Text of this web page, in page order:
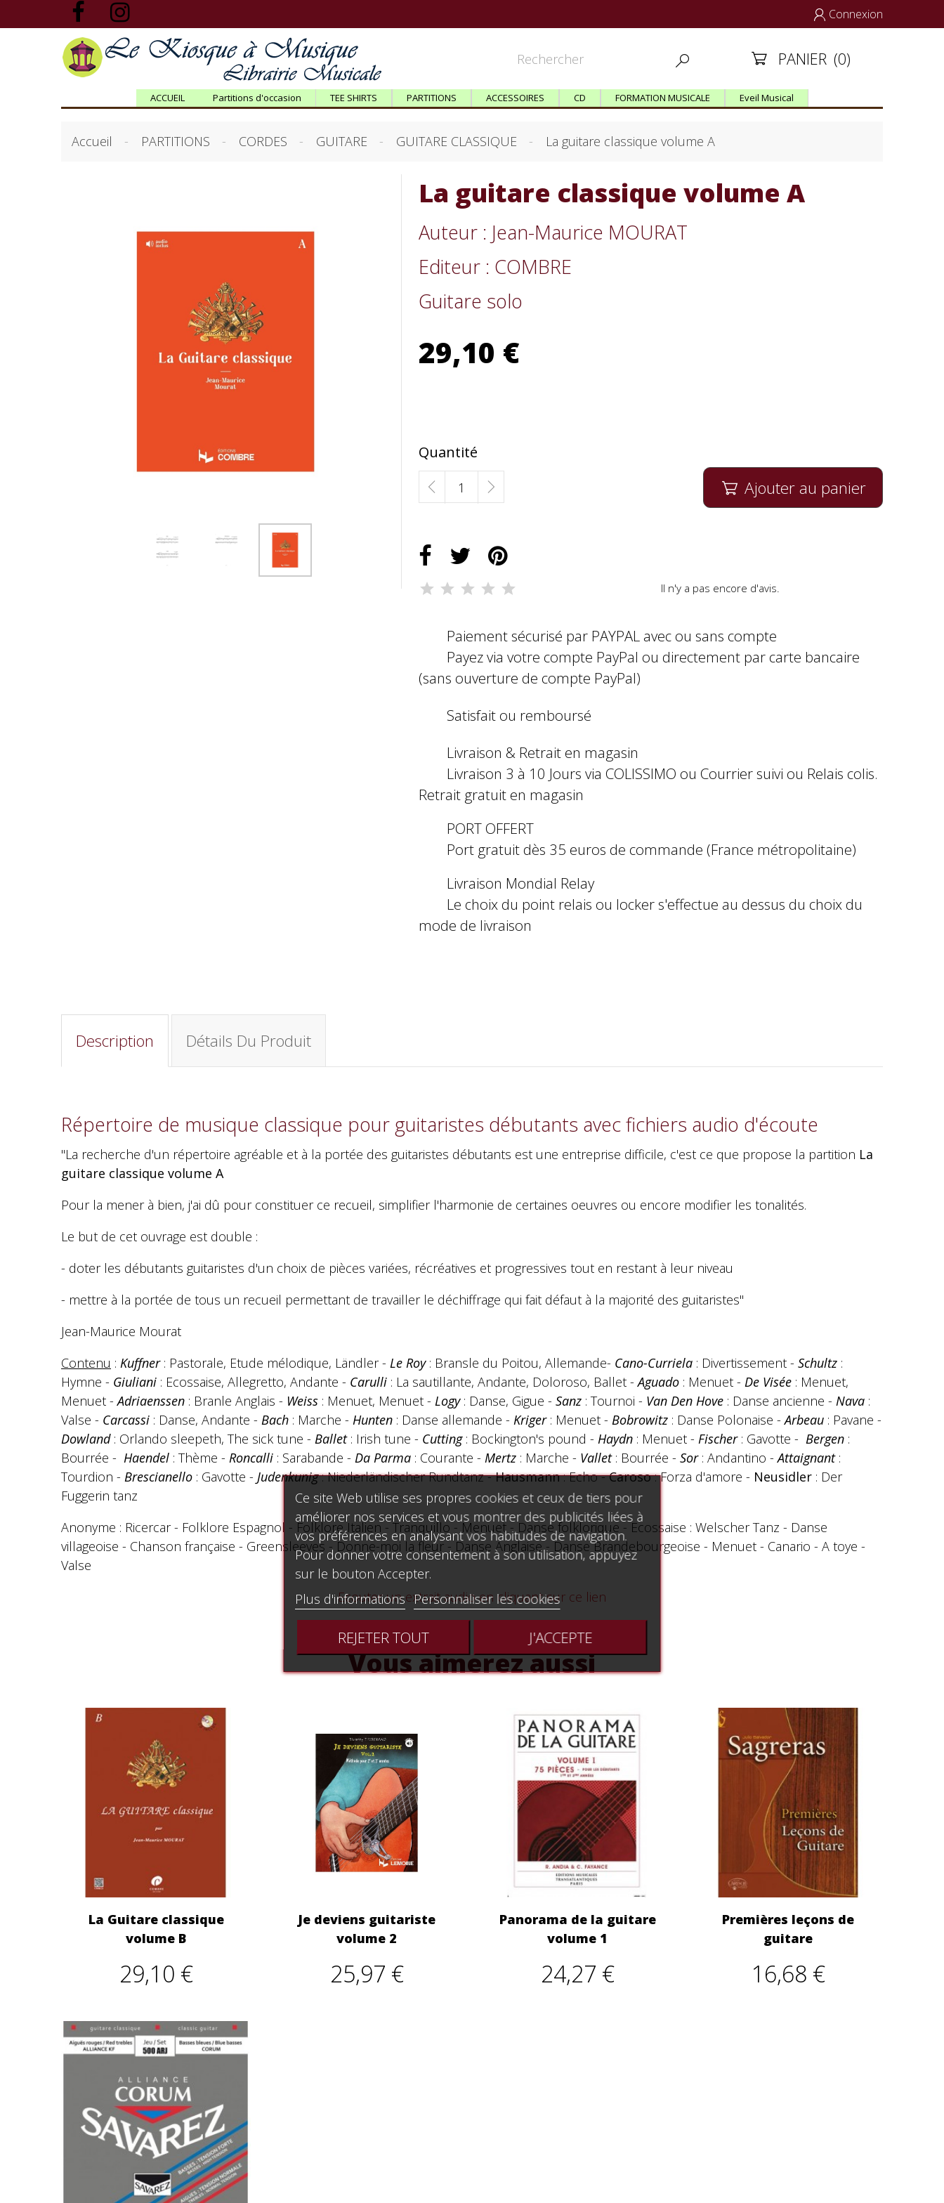
 Connexion
  PANIER (0)
ACCUEIL Partitions d'occasion TEE SHIRTS PARTITIONS ACCESSOIRES CD FORMATION MUSICALE Eveil Musical
Accueil PARTITIONS CORDES GUITARE GUITARE CLASSIQUE La guitare classique volume A
La guitare classique volume A
Auteur : Jean-Maurice MOURAT
Editeur : COMBRE
Guitare solo
29,10 €
Quantité
 Ajouter au panier
Il n'y a pas encore d'avis.
Paiement sécurisé par PAYPAL avec ou sans compte
Payez via votre compte PayPal ou directement par carte bancaire
(sans ouverture de compte PayPal)
Satisfait ou remboursé
Livraison & Retrait en magasin
Livraison 3 à 10 Jours via COLISSIMO ou Courrier suivi ou Relais colis.
Retrait gratuit en magasin
PORT OFFERT
Port gratuit dès 35 euros de commande (France métropolitaine)
Livraison Mondial Relay
Le choix du point relais ou locker s'effectue au dessus du choix du
mode de livraison
Description Détails Du Produit
Répertoire de musique classique pour guitaristes débutants avec fichiers audio d'écoute
"La recherche d'un répertoire agréable et à la portée des guitaristes débutants est une entreprise difficile, c'est ce que propose la partition La
guitare classique volume A
Pour la mener à bien, j'ai dû pour constituer ce recueil, simplifier l'harmonie de certaines oeuvres ou encore modifier les tonalités.
Le but de cet ouvrage est double :
- doter les débutants guitaristes d'un choix de pièces variées, récréatives et progressives tout en restant à leur niveau
- mettre à la portée de tous un recueil permettant de travailler le déchiffrage qui fait défaut à la majorité des guitaristes"
Jean-Maurice Mourat
Contenu : Kuffner: Pastorale, Etude mélodique, Ländler - Le Roy: Bransle du Poitou, Allemande- Cano-Curriela : Divertissement - Schultz :
Hymne - Giuliani : Ecossaise, Allegretto, Andante - Carulli : La sautillante, Andante, Doloroso, Ballet -Aguado : Menuet - De Visée : Menuet,
Menuet -Adriaenssen : Branle Anglais - Weiss : Menuet, Menuet - Logy : Danse, Gigue - Sanz : Tournoi - Van Den Hove : Danse ancienne - Nava :
Valse - Carcassi : Danse, Andante - Bach : Marche - Hunten : Danse allemande - Kriger : Menuet - Bobrowitz : Danse Polonaise -Arbeau : Pavane -
Dowland : Orlando sleepeth, The sick tune - Ballet : Irish tune - Cutting : Bockington's pound - Haydn : Menuet - Fischer : Gavotte - Bergen :
Bourrée - Haendel : Thème - Roncalli : Sarabande - Da Parma : Courante - Mertz : Marche - Vallet: Bourrée - Sor: Andantino -Attaignant :
Tourdion - Brescianello : Gavotte - Judenkunig : Niederländischer Rundtanz -Hausmann: Echo -Caroso: Forza d'amore - Neusidler : Der
Fuggerin tanz
Anonyme : Ricercar - Folklore Espagnol - Folklore Italien - Tranquillo - Menuet - Danse folklorique - Ecossaise : Welscher Tanz - Danse
villageoise - Chanson française - Greensleeves - Donne-moi la fleur - Danse Anglaise - Danse Brandebourgeoise - Menuet - Canario - A toye -
Valse
Ecouter un extrait audio en cliquant sur ce lien
Vous aimerez aussi
La Guitare classique
volume B
29,10 €
Je deviens guitariste
volume 2
25,97 €
Panorama de la guitare
volume 1
24,27 €
Premières leçons de
guitare
16,68 €
Ce site Web utilise ses propres cookies et ceux de tiers pour
améliorer nos services et vous montrer des publicités liées à
vos préférences en analysant vos habitudes de navigation.
Pour donner votre consentement à son utilisation, appuyez
sur le bouton Accepter.
Plus d'informations Personnaliser les cookies
REJETER TOUT J'ACCEPTE